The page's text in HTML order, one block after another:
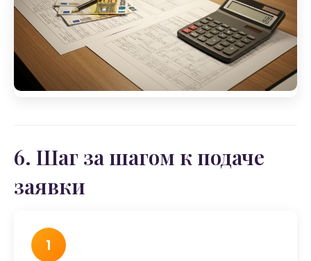
6. Шаг за шагом к подаче
заявки
1